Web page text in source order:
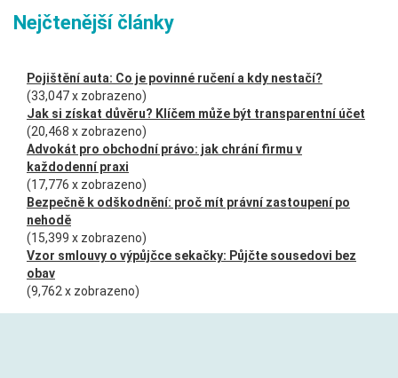
Nejčtenější články
Pojištění auta: Co je povinné ručení a kdy nestačí?
(33,047 x zobrazeno)
Jak si získat důvěru? Klíčem může být transparentní účet
(20,468 x zobrazeno)
Advokát pro obchodní právo: jak chrání firmu v
každodenní praxi
(17,776 x zobrazeno)
Bezpečně k odškodnění: proč mít právní zastoupení po
nehodě
(15,399 x zobrazeno)
Vzor smlouvy o výpůjčce sekačky: Půjčte sousedovi bez
obav
(9,762 x zobrazeno)